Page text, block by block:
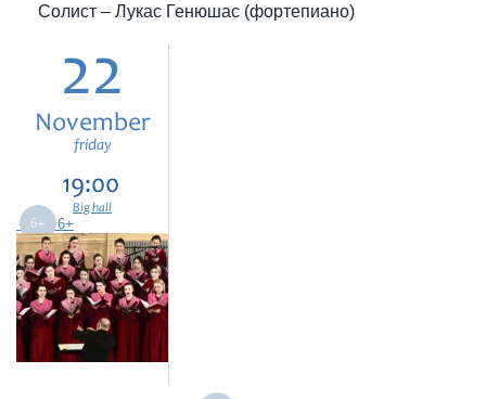
Солист – Лукас Генюшас (фортепиано)
22
November
friday
19:00
Big hall
6+